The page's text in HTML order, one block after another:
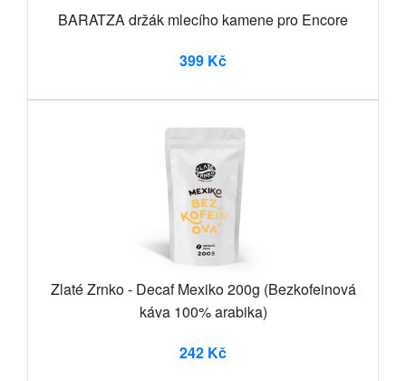
BARATZA držák mlecího kamene pro Encore
399 Kč
Zlaté Zrnko - Decaf Mexiko 200g (Bezkofeinová
káva 100% arabika)
242 Kč